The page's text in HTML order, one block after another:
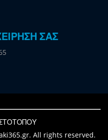
ΣΑΣ
All rights reserved.